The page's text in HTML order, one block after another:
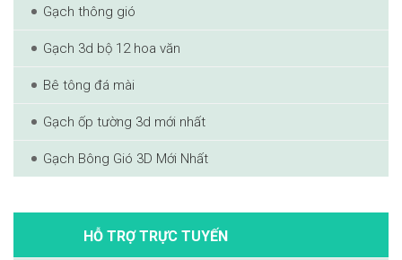
Gạch thông gió
Gạch 3d bộ 12 hoa văn
Bê tông đá mài
Gạch ốp tường 3d mới nhất
Gạch Bông Gió 3D Mới Nhất
HỖ TRỢ TRỰC TUYẾN